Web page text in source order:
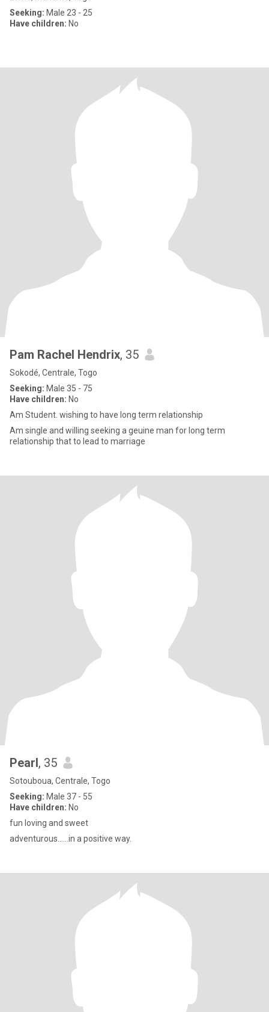
Seeking: Male 23 - 25
Have children: No
Pam Rachel Hendrix, 35
Sokodé, Centrale, Togo
Seeking: Male 35 - 75
Have children: No
Am Student. wishing to have long term relationship
Am single and willing seeking a geuine man for long term
relationship that to lead to marriage
Pearl, 35
Sotouboua, Centrale, Togo
Seeking: Male 37 - 55
Have children: No
fun loving and sweet
adventurous......in a positive way.